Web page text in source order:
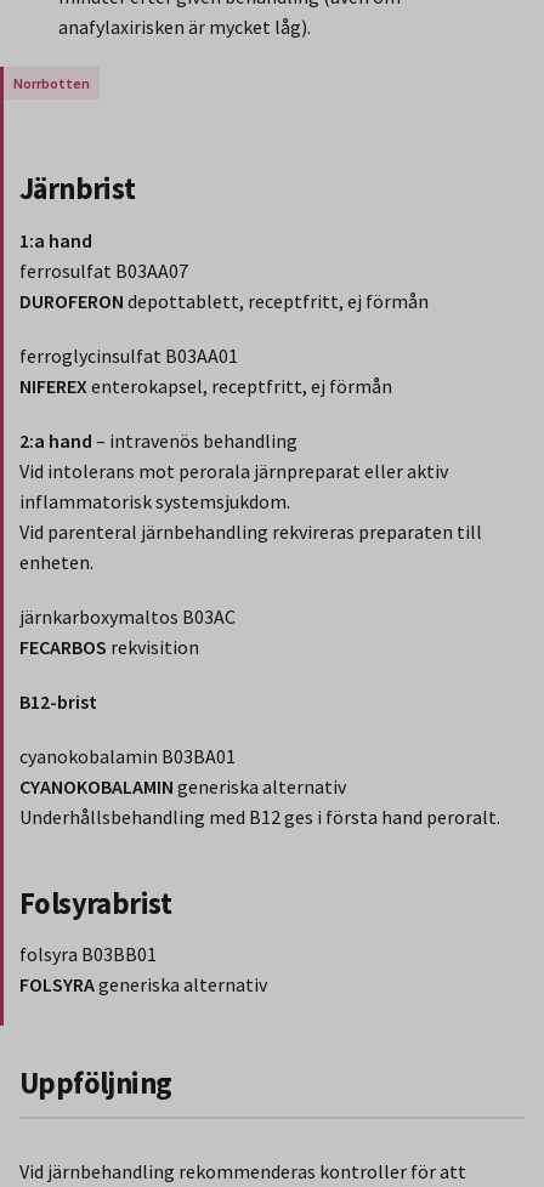
anafylaxirisken är mycket låg).
Järnbrist
1:a hand
ferrosulfat B03AA07
DUROFERON depottablett, receptfritt, ej förmån
ferroglycinsulfat B03AA01
NIFEREX enterokapsel, receptfritt, ej förmån
2:a hand – intravenös behandling
Vid intolerans mot perorala järnpreparat eller aktiv
inflammatorisk systemsjukdom.
Vid parenteral järnbehandling rekvireras preparaten till
enheten.
järnkarboxymaltos B03AC
FECARBOS rekvisition
B12-brist
cyanokobalamin B03BA01
CYANOKOBALAMIN generiska alternativ
Underhållsbehandling med B12 ges i första hand peroralt.
Folsyrabrist
folsyra B03BB01
FOLSYRAgeneriska alternativ
Uppföljning
Vid järnbehandling rekommenderas kontroller för att